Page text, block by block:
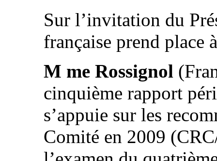
Sur l’invitation du
française prend place
M me Rossignol
cinquième rapport
s’appuie sur les
Comité en 2009